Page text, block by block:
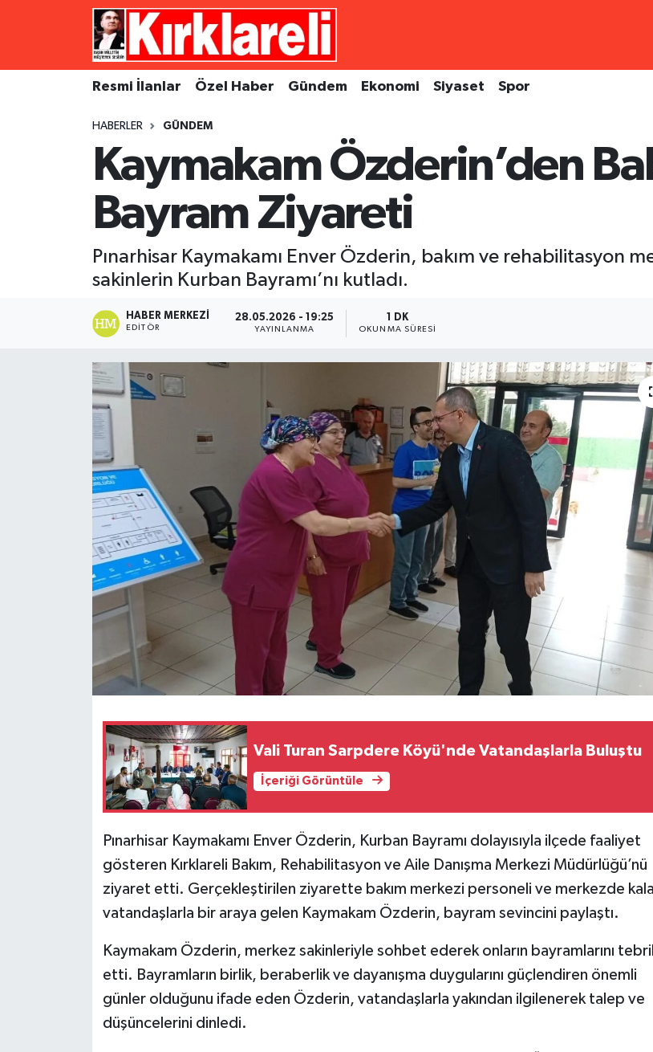
Resmi İlanlar Özel Haber Gündem Ekonomi Siyaset Spor
HABERLER GÜNDEM
Kaymakam Özderin’den
Bayram Ziyareti
Pınarhisar Kaymakamı Enver Özderin, bakım ve rehabilitasyon
sakinlerin Kurban Bayramı’nı kutladı.
HABER MERKEZI
EDITÖR
28.05.2026 - 19:25
YAYINLANMA
1 DK
OKUNMA SÜRESI
Vali Turan Sarpdere Köyü'nde Vatandaşlarla Buluştu
İçeriği Görüntüle
Pınarhisar Kaymakamı Enver Özderin, Kurban Bayramı dolayısıyla ilçede faaliyet
gösteren Kırklareli Bakım, Rehabilitasyon ve Aile Danışma Merkezi Müdürlüğü’nü
ziyaret etti. Gerçekleştirilen ziyarette bakım merkezi personeli ve merkezde
vatandaşlarla bir araya gelen Kaymakam Özderin, bayram sevincini paylaştı.
Kaymakam Özderin, merkez sakinleriyle sohbet ederek onların bayramlarını
etti. Bayramların birlik, beraberlik ve dayanışma duygularını güçlendiren önemli
günler olduğunu ifade eden Özderin, vatandaşlarla yakından ilgilenerek talep ve
düşüncelerini dinledi.
Resmi İlanlar
Ekonomi
Kültür Sanat
Magazin
Merkez Nöbetçi Eczaneler
Süper Lig Puan Durumu ve Fikstür
Tüm Manşetler
Son Dakika Haberleri